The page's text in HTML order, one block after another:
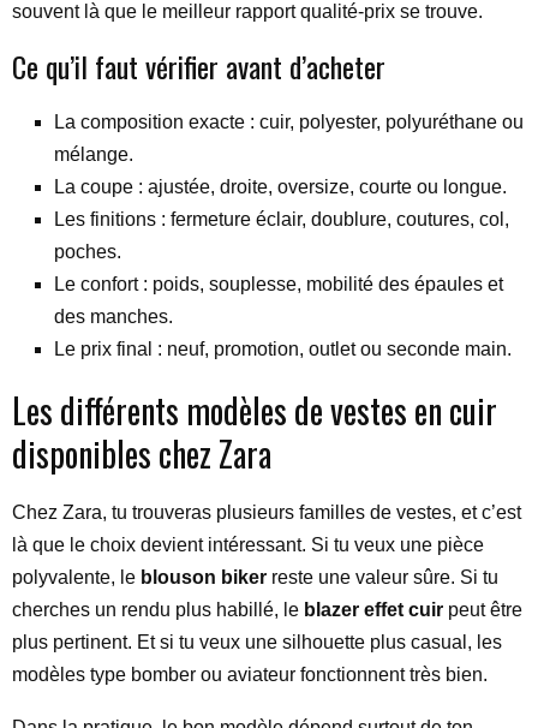
souvent là que le meilleur rapport qualité-prix se trouve.
Ce qu’il faut vérifier avant d’acheter
La composition exacte : cuir, polyester, polyuréthane ou
mélange.
La coupe : ajustée, droite, oversize, courte ou longue.
Les finitions : fermeture éclair, doublure, coutures, col,
poches.
Le confort : poids, souplesse, mobilité des épaules et
des manches.
Le prix final : neuf, promotion, outlet ou seconde main.
Les différents modèles de vestes en cuir
disponibles chez Zara
Chez Zara, tu trouveras plusieurs familles de vestes, et c’est
là que le choix devient intéressant. Si tu veux une pièce
polyvalente, le blouson biker reste une valeur sûre. Si tu
cherches un rendu plus habillé, le blazer effet cuir peut être
plus pertinent. Et si tu veux une silhouette plus casual, les
modèles type bomber ou aviateur fonctionnent très bien.